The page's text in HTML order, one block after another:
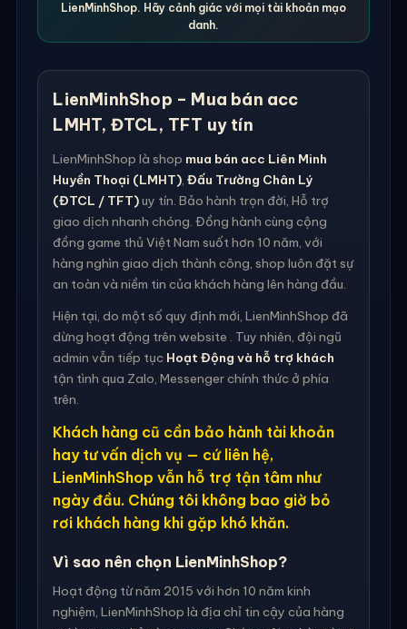
LienMinhShop. Hãy cảnh giác với mọi tài khoản mạo
danh.
LienMinhShop – Mua bán acc
LMHT, ĐTCL, TFT uy tín
LienMinhShop là shop mua bán acc Liên Minh
Huyền Thoại (LMHT),Đấu Trường Chân Lý
(ĐTCL / TFT)uy tín. Bảo hành trọn đời, Hỗ trợ
giao dịch nhanh chóng. Đồng hành cùng cộng
đồng game thủ Việt Nam suốt hơn 10 năm, với
hàng nghìn giao dịch thành công, shop luôn đặt sự
an toàn và niềm tin của khách hàng lên hàng đầu.
Hiện tại, do một số quy định mới, LienMinhShop đã
dừng hoạt động trên website . Tuy nhiên, đội ngũ
admin vẫn tiếp tục Hoạt Động và hỗ trợ khách
tận tình qua Zalo, Messenger chính thức ở phía
trên.
Khách hàng cũ cần bảo hành tài khoản
hay tư vấn dịch vụ — cứ liên hệ,
LienMinhShop vẫn hỗ trợ tận tâm như
ngày đầu. Chúng tôi không bao giờ bỏ
rơi khách hàng khi gặp khó khăn.
Vì sao nên chọn LienMinhShop?
Hoạt động từ năm 2015 với hơn 10 năm kinh
nghiệm, LienMinhShop là địa chỉ tin cậy của hàng